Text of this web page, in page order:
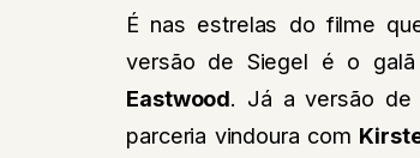
É nas estrelas do filme
versão de Siegel é o
Eastwood. Já a versão de
parceria vindoura com